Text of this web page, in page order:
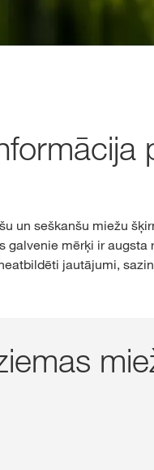
un seškanšu miežu
galvenie mērķi ir
jautājumi,